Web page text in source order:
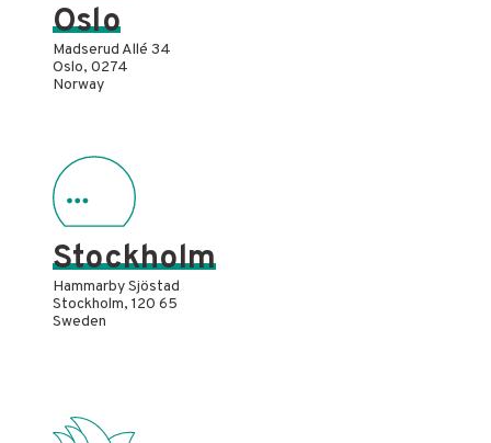
Oslo
Madserud Allé 34
Oslo, 0274
Norway
Stockholm
Hammarby Sjöstad
Stockholm, 120 65
Sweden